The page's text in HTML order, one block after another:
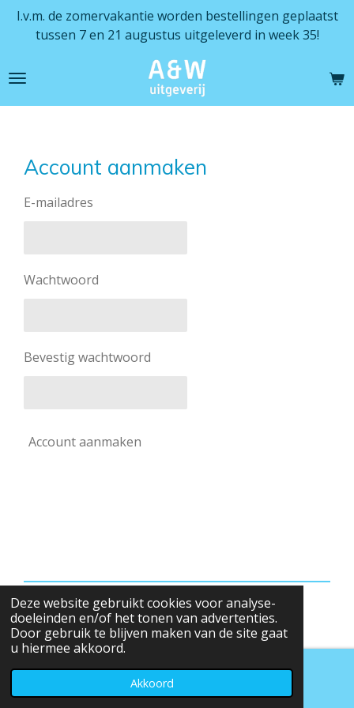
Deze website gebruikt cookies voor analyse-
doeleinden en/of het tonen van advertenties.
Door gebruik te blijven maken van de site gaat
u hiermee akkoord.
Akkoord
Ga
direct
de
I.v.m. de zomervakantie worden bestellingen geplaatst
tussen 7 en 21 augustus uitgeleverd in week 35!
Account aanmaken
E-mailadres
Wachtwoord
Bevestig wachtwoord
Account aanmaken
© 2026 AW Uitgevers
E-mailadres